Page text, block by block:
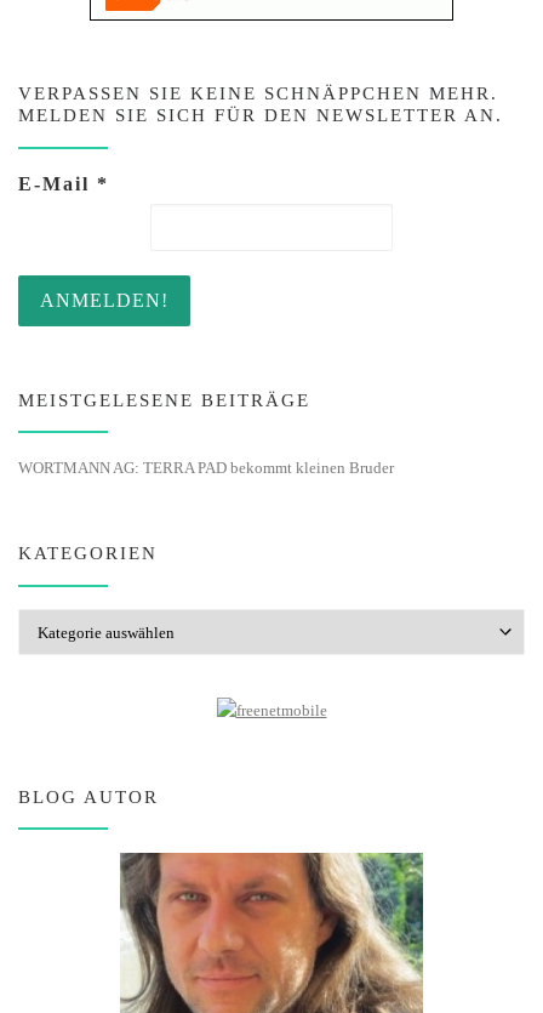
VERPASSEN SIE KEINE SCHNÄPPCHEN MEHR.
MELDEN SIE SICH FÜR DEN NEWSLETTER AN.
E-Mail *
MEISTGELESENE BEITRÄGE
WORTMANN AG: TERRA PAD bekommt kleinen Bruder
KATEGORIEN
BLOG AUTOR